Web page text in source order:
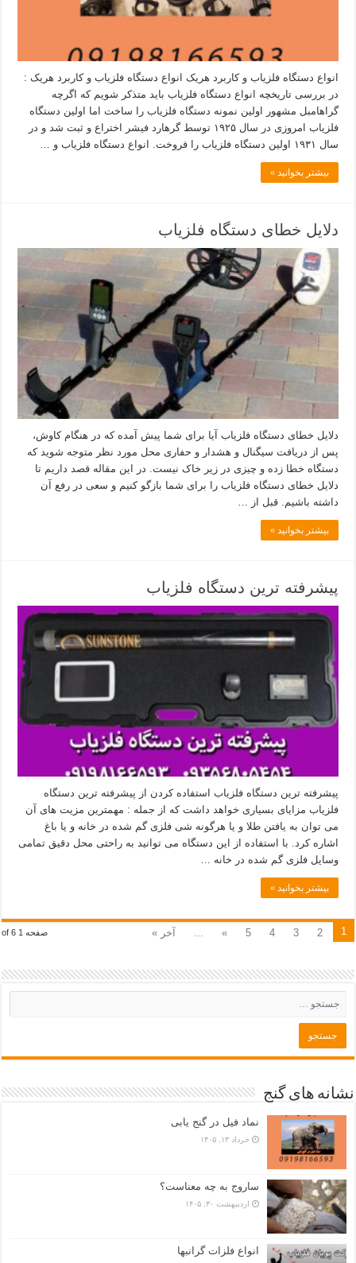
انواع دستگاه فلزیاب و کاربرد هریک انواع دستگاه فلزیاب و کاربرد هریک :
در بررسی تاریخچه انواع دستگاه فلزیاب باید متذکر شویم که اگرچه
گراهامبل مشهور اولین نمونه دستگاه فلزیاب را ساخت اما اولین دستگاه
فلزیاب امروزی در سال ۱۹۲۵ توسط گرهارد فیشر اختراع و ثبت شد و در
سال ۱۹۳۱ اولین دستگاه فلزیاب را فروخت. انواع دستگاه فلزیاب و …
بیشتر بخوانید »
دلایل خطای دستگاه فلزیاب
دلایل خطای دستگاه فلزیاب آیا برای شما پیش آمده که در هنگام کاوش،
پس از دریافت سیگنال و هشدار و حفاری محل مورد نظر متوجه شوید که
دستگاه خطا زده و چیزی در زیر خاک نیست. در این مقاله قصد داریم تا
دلایل خطای دستگاه فلزیاب را برای شما بازگو کنیم و سعی در رفع آن
داشته باشیم. قبل از …
بیشتر بخوانید »
پیشرفته ترین دستگاه فلزیاب
پیشرفته ترین دستگاه فلزیاب استفاده کردن از پیشرفته ترین دستگاه
فلزیاب مزایای بسیاری خواهد داشت که از جمله : مهمترین مزیت های آن
می توان به یافتن طلا و یا هرگونه شی فلزی گم شده در خانه و یا باغ
اشاره کرد. با استفاده از این دستگاه می توانید به راحتی محل دقیق تمامی
وسایل فلزی گم شده در خانه …
بیشتر بخوانید »
صفحه 1 of 6 1
2
3
4
5
» آخر »
نشانه های گنج
نماد فیل در گنج یابی
خرداد ۱۳, ۱۴۰۵
ساروج به چه معناست؟
اردیبهشت ۳۰, ۱۴۰۵
انواع فلزات گرانبها